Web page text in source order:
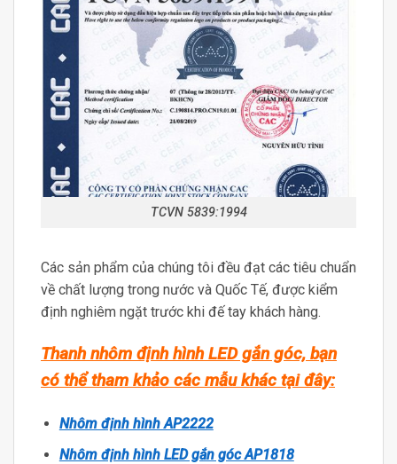
TCVN 5839:1994
Các sản phẩm của chúng tôi đều đạt các tiêu chuẩn
về chất lượng trong nước và Quốc Tế, được kiểm
định nghiêm ngặt trước khi đế tay khách hàng.
Thanh nhôm định hình LED gắn góc, bạn
có thể tham khảo các mẫu khác tại đây:
Nhôm định hình AP2222
Nhôm định hình LED gắn góc AP1818